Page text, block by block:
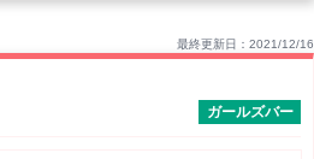
最終更新日：2021/12/16
ガールズバー